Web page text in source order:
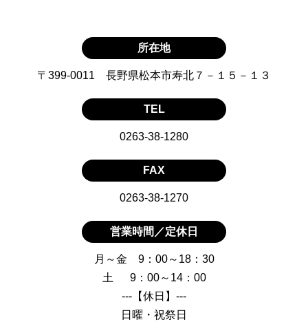
所在地
〒399-0011 長野県松本市寿北７－１５－１３
TEL
0263-38-1280
FAX
0263-38-1270
営業時間／定休日
月～金 9：00～18：30
土 9：00～14：00
---【休日】---
日曜・祝祭日